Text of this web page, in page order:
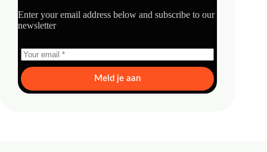
Enter your email address below and subscribe to our
newsletter
Meld je aan